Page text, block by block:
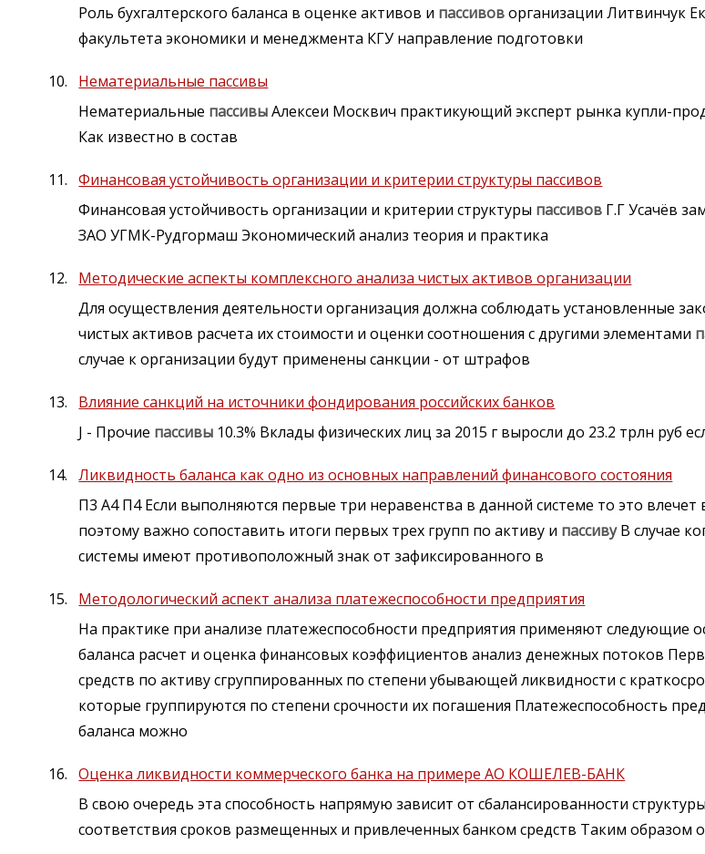
Роль бухгалтерского баланса в оценке активов и пассивоворганизации Литвинчук
факультета экономики и менеджмента КГУ направление подготовки
Нематериальные пассивы
Нематериальные пассивыАлексеи Москвич практикующий эксперт рынка купли-
Как известно в состав
Финансовая устойчивость организации и критерии структуры пассивов
Финансовая устойчивость организации и критерии структуры пассивов Г.Г Усачёв
ЗАО УГМК-Рудгормаш Экономический анализ теория и практика
Методические аспекты комплексного анализа чистых активов организации
Для осуществления деятельности организация должна соблюдать установленные
чистых активов расчета их стоимости и оценки соотношения с другими элементами
случае к организации будут применены санкции - от штрафов
Влияние санкций на источники фондирования российских банков
J - Прочие пассивы 10.3% Вклады физических лиц за 2015 г выросли до 23.2 трлн руб
Ликвидность баланса как одно из основных направлений финансового состояния
П3 А4 П4 Если выполняются первые три неравенства в данной системе то это
поэтому важно сопоставить итоги первых трех групп по активу и пассивуВ случае
системы имеют противоположный знак от зафиксированного в
Методологический аспект анализа платежеспособности предприятия
На практике при анализе платежеспособности предприятия применяют следующие
баланса расчет и оценка финансовых коэффициентов анализ денежных потоков
средств по активу сгруппированных по степени убывающей ликвидности с
которые группируются по степени срочности их погашения Платежеспособность
баланса можно
Оценка ликвидности коммерческого банка на примере АО КОШЕЛЕВ-БАНК
В свою очередь эта способность напрямую зависит от сбалансированности
соответствия сроков размещенных и привлеченных банком средств Таким образом